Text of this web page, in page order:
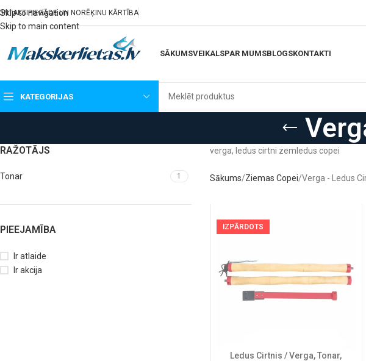
Skip to navigation
Skip to main content
PIEGĀDE UN NORĒĶINU KĀRTĪBA
SĀKUMSVEIKALSPAR MUMSBLOGSKONTAKTI
KATEGORIJAS
RAŽOTĀJS
Tonar 1
PIEEJAMĪBA
Ir atlaide
Ir akcija
verga, ledus cirtni zemledus copei
Sākums Ziemas Copei Verga - Ledus
IZPĀRDOTS
Ledus Cirtnis / Verga, Tonar,